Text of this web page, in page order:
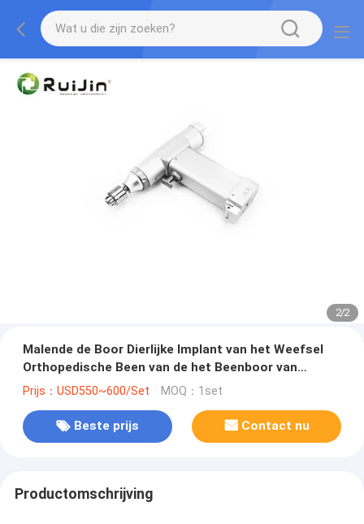
2/2
Malende de Boor Dierlijke Implant van het Weefsel
Orthopedische Been van de het Beenboor van
Cannulated het Aluminiumlegering
Prijs：USD550~600/Set MOQ：1set
Beste prijs Contact nu
Productomschrijving